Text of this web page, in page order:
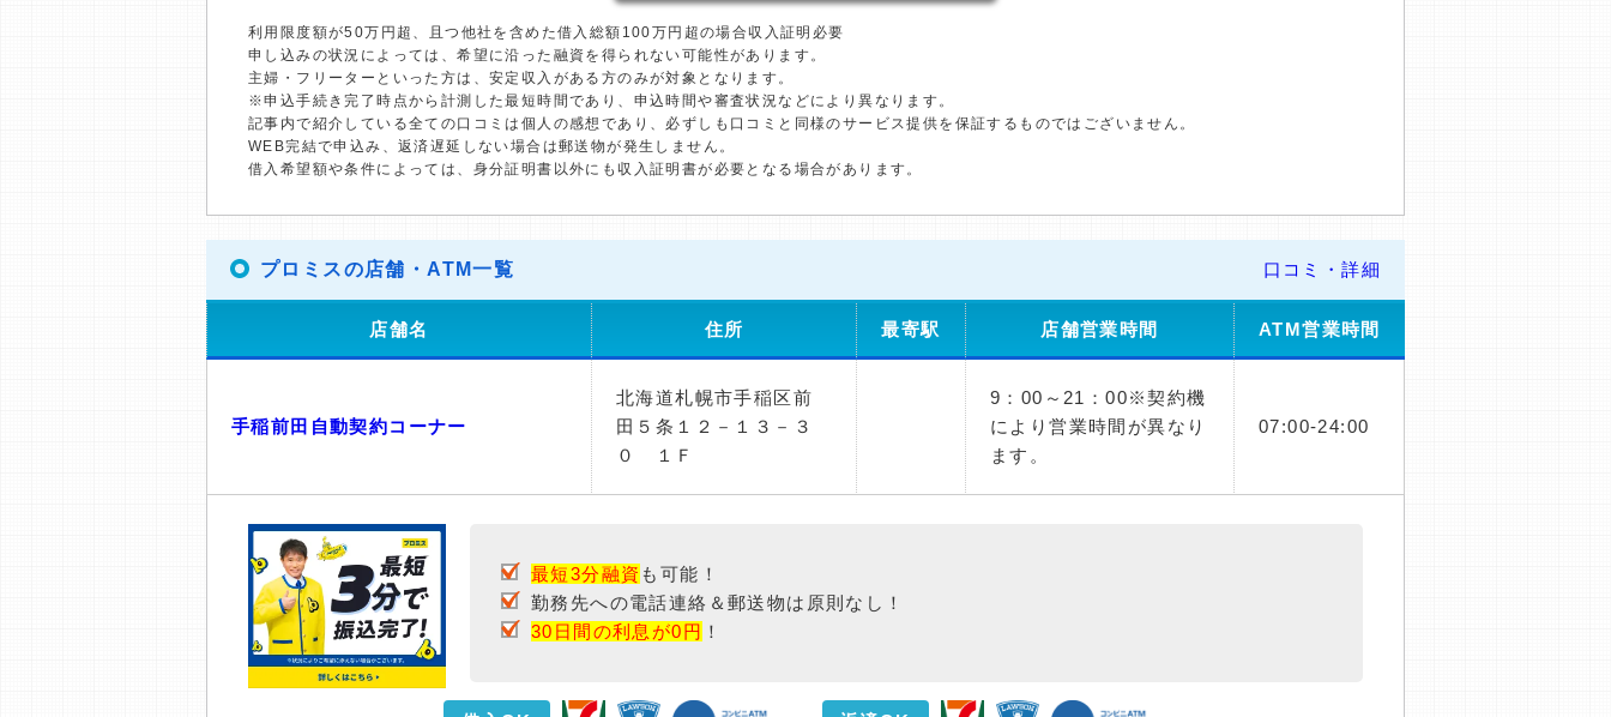
利用限度額が50万円超、且つ他社を含めた借入総額100万円超の場合収入証明必要
申し込みの状況によっては、希望に沿った融資を得られない可能性があります。
主婦・フリーターといった方は、安定収入がある方のみが対象となります。
※申込手続き完了時点から計測した最短時間であり、申込時間や審査状況などにより異なります。
記事内で紹介している全ての口コミは個人の感想であり、必ずしも口コミと同様のサービス提供を保証するものではございません。
WEB完結で申込み、返済遅延しない場合は郵送物が発生しません。
借入希望額や条件によっては、身分証明書以外にも収入証明書が必要となる場合があります。
プロミスの店舗・ATM一覧 口コミ・詳細
店舗名 住所 最寄駅 店舗営業時間 ATM営業時間
手稲前田自動契約コーナー
北海道札幌市手稲区前
田５条１２－１３－３
０ １Ｆ
9：00～21：00※契約機
により営業時間が異なり
ます。
07:00-24:00
最短3分融資 も可能！
勤務先への電話連絡＆郵送物は原則なし！
30日間の利息が0円 ！